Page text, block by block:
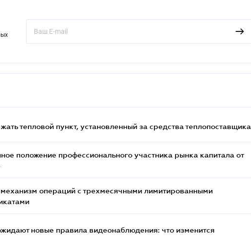
тепловой пункт, установленный за средства теплопоставщика
положение профессионального участника рынка капитала от
механизм операций с трехмесячными лимитированными
новые правила видеонаблюдения: что изменится